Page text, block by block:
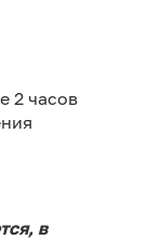
2 часов
в